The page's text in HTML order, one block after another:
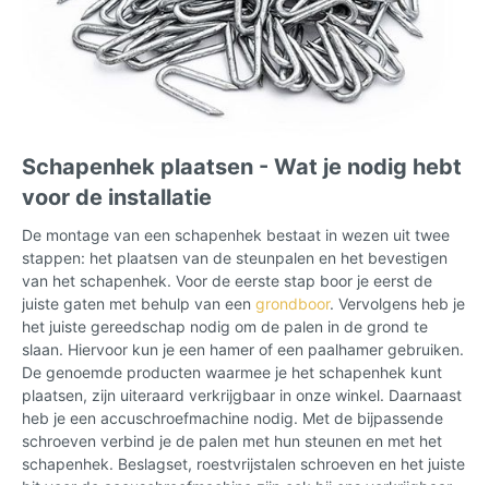
Schapenhek plaatsen - Wat je nodig hebt
voor de installatie
De montage van een schapenhek bestaat in wezen uit twee
stappen: het plaatsen van de steunpalen en het bevestigen
van het schapenhek. Voor de eerste stap boor je eerst de
juiste gaten met behulp van een grondboor. Vervolgens heb je
het juiste gereedschap nodig om de palen in de grond te
slaan. Hiervoor kun je een hamer of een paalhamer gebruiken.
De genoemde producten waarmee je het schapenhek kunt
plaatsen, zijn uiteraard verkrijgbaar in onze winkel. Daarnaast
heb je een accuschroefmachine nodig. Met de bijpassende
schroeven verbind je de palen met hun steunen en met het
schapenhek. Beslagset, roestvrijstalen schroeven en het juiste